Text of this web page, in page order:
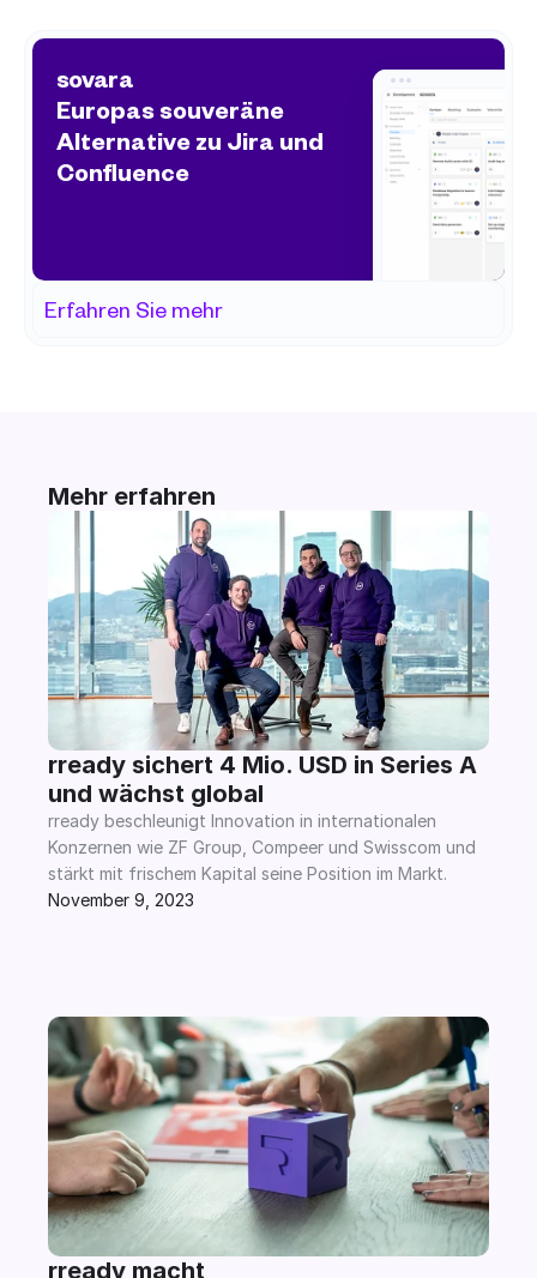
sovara
Europas souveräne
Alternative zu Jira und
Confluence
Erfahren Sie mehr
Mehr erfahren
rready sichert 4 Mio. USD in Series A
und wächst global
rready beschleunigt Innovation in internationalen
Konzernen wie ZF Group, Compeer und Swisscom und
stärkt mit frischem Kapital seine Position im Markt.
November 9, 2023
rready macht